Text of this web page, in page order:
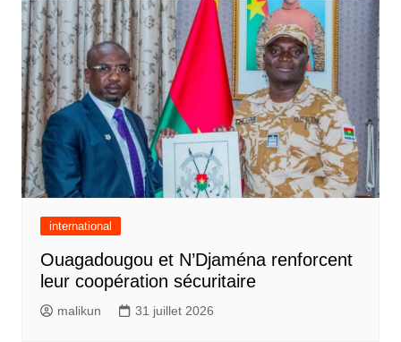
international
Ouagadougou et N’Djaména renforcent
leur coopération sécuritaire
malikun 31 juillet 2026